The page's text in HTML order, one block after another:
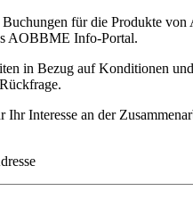
Buchungen für die Produkte
AOBBME Info-Portal.
in Bezug auf Konditionen
Ihr Interesse an der